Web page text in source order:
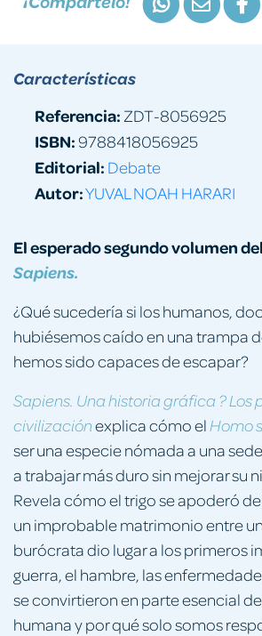
El esperado segundo volumen
Sapiens.
¿Qué sucedería si los humanos,
hubiésemos caído en una trampa
hemos sido capaces de escapar?
Sapiens. Una historia gráfica ? Los
civilizaciónexplica cómo elHomo
ser una especie nómada a una
a trabajar más duro sin mejorar su
Revela cómo el trigo se apoderó
un improbable matrimonio entre
burócrata dio lugar a los primeros
guerra, el hambre, las
se convirtieron en parte esencial
humana y por qué solo somos
Características
Referencia: ZDT-8056925
ISBN:9788418056925
Editorial: Debate
Autor:YUVAL NOAH HARARI